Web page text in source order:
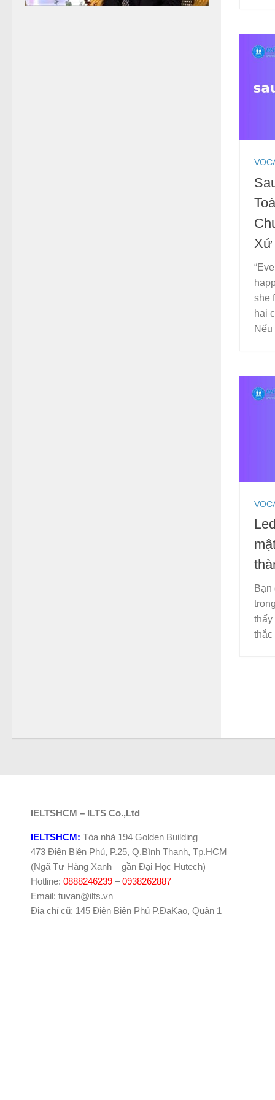
Xứ
she
hai
Nếu
Bạn
thấy
thắc
IELTSHCM – ILTS Co.,Ltd
IELTSHCM: Tòa nhà 194 Golden Building
473 Điện Biên Phủ, P.25, Q.Bình Thạnh, Tp.HCM
(Ngã Tư Hàng Xanh – gần Đại Học Hutech)
Hotline: 0888246239 –0938262887
Email: tuvan@ilts.vn
Địa chỉ cũ: 145 Điện Biên Phủ P.ĐaKao, Quận 1